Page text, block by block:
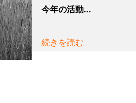
今年の活動...
続きを読む